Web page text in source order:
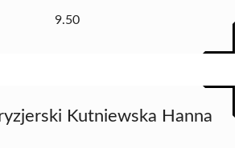
9.50
Kutniewska Hanna